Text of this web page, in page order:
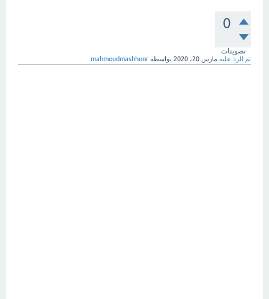
0
تصويتات
تم الرد عليه مارس 20، 2020 بواسطة mahmoudmashhoor